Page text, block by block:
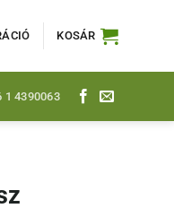
KOSÁR
1 4390063